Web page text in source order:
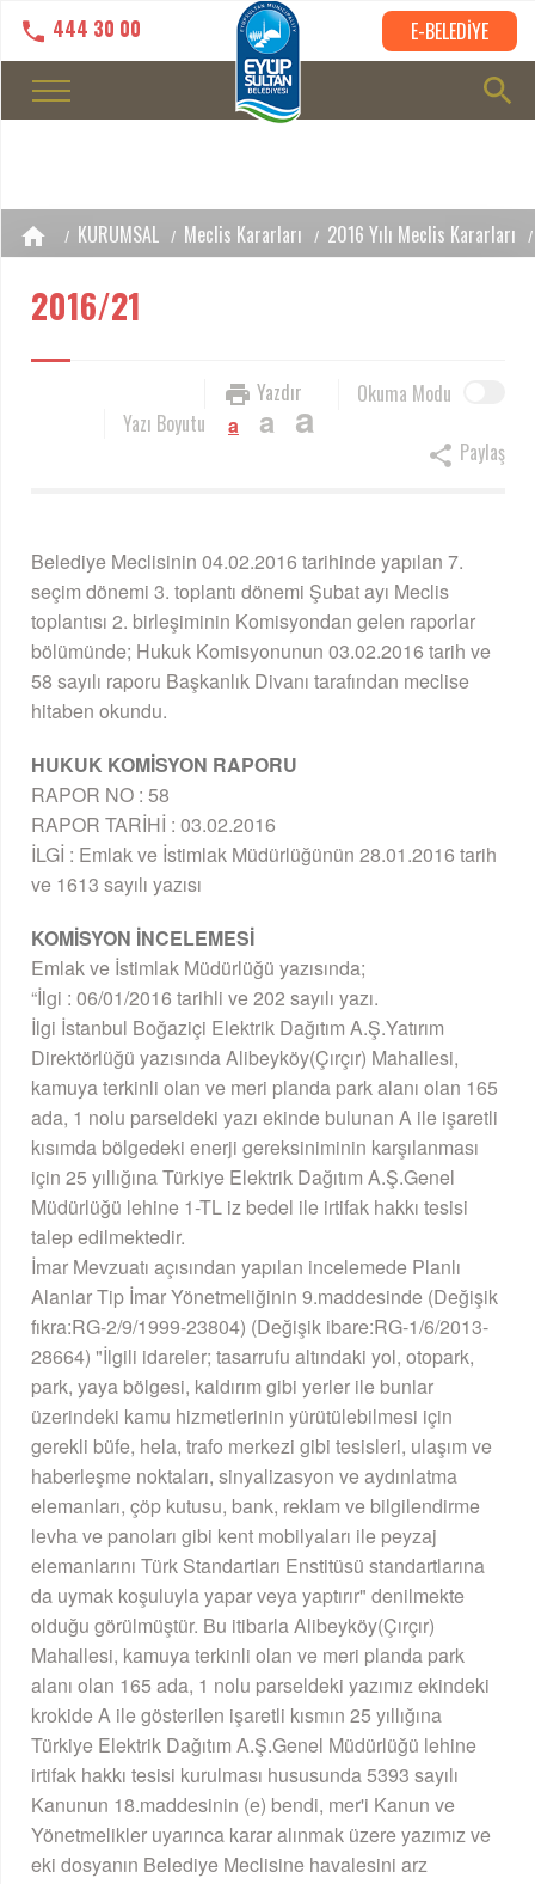
444 30 00 E-BELEDİYE
KURUMSAL Meclis Kararları 2016 Yılı Meclis Kararları
2016/21
Okuma Modu
Yazdır
Yazı Boyutu
a a a
Paylaş
Belediye Meclisinin 04.02.2016 tarihinde yapılan 7.
seçim dönemi 3. toplantı dönemi Şubat ayı Meclis
toplantısı 2. birleşiminin Komisyondan gelen raporlar
bölümünde; Hukuk Komisyonunun 03.02.2016 tarih ve
58 sayılı raporu Başkanlık Divanı tarafından meclise
hitaben okundu.
HUKUK KOMİSYON RAPORU
RAPOR NO : 58
RAPOR TARİHİ : 03.02.2016
İLGİ : Emlak ve İstimlak Müdürlüğünün 28.01.2016 tarih
ve 1613 sayılı yazısı
KOMİSYON İNCELEMESİ
Emlak ve İstimlak Müdürlüğü yazısında;
“İlgi : 06/01/2016 tarihli ve 202 sayılı yazı.
İlgi İstanbul Boğaziçi Elektrik Dağıtım A.Ş.Yatırım
Direktörlüğü yazısında Alibeyköy(Çırçır) Mahallesi,
kamuya terkinli olan ve meri planda park alanı olan 165
ada, 1 nolu parseldeki yazı ekinde bulunan A ile işaretli
kısımda bölgedeki enerji gereksiniminin karşılanması
için 25 yıllığına Türkiye Elektrik Dağıtım A.Ş.Genel
Müdürlüğü lehine 1-TL iz bedel ile irtifak hakkı tesisi
talep edilmektedir.
İmar Mevzuatı açısından yapılan incelemede Planlı
Alanlar Tip İmar Yönetmeliğinin 9.maddesinde (Değişik
fıkra:RG-2/9/1999-23804) (Değişik ibare:RG-1/6/2013-
28664) "İlgili idareler; tasarrufu altındaki yol, otopark,
park, yaya bölgesi, kaldırım gibi yerler ile bunlar
üzerindeki kamu hizmetlerinin yürütülebilmesi için
gerekli büfe, hela, trafo merkezi gibi tesisleri, ulaşım ve
haberleşme noktaları, sinyalizasyon ve aydınlatma
elemanları, çöp kutusu, bank, reklam ve bilgilendirme
levha ve panoları gibi kent mobilyaları ile peyzaj
elemanlarını Türk Standartları Enstitüsü standartlarına
da uymak koşuluyla yapar veya yaptırır" denilmekte
olduğu görülmüştür. Bu itibarla Alibeyköy(Çırçır)
Mahallesi, kamuya terkinli olan ve meri planda park
alanı olan 165 ada, 1 nolu parseldeki yazımız ekindeki
krokide A ile gösterilen işaretli kısmın 25 yıllığına
Türkiye Elektrik Dağıtım A.Ş.Genel Müdürlüğü lehine
irtifak hakkı tesisi kurulması hususunda 5393 sayılı
Kanunun 18.maddesinin (e) bendi, mer'i Kanun ve
Yönetmelikler uyarınca karar alınmak üzere yazımız ve
eki dosyanın Belediye Meclisine havalesini arz